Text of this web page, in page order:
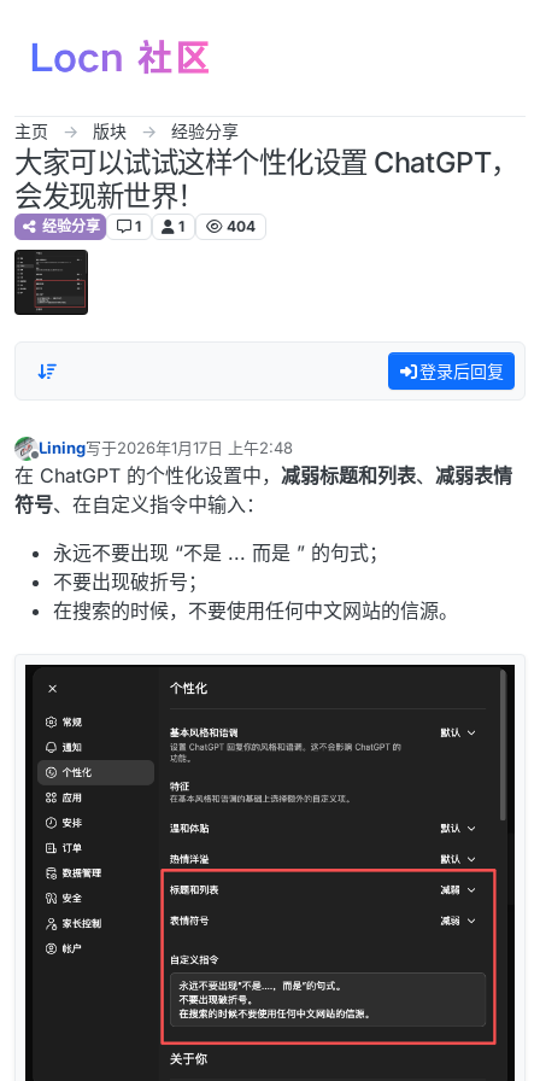
主页 版块 经验分享
大家可以试试这样个性化设置 ChatGPT，
会发现新世界！
经验分享 1 1 404
登录后回复
离线
Lining写于2026年1月17日 上午2:48
最后由 编辑
在 ChatGPT 的个性化设置中， 减弱标题和列表、 减弱表情
符号、在自定义指令中输入：
永远不要出现 “不是 ... 而是 ” 的句式；
不要出现破折号；
在搜索的时候，不要使用任何中文网站的信源。